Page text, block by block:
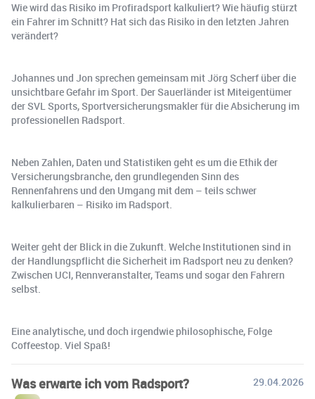
Wie wird das Risiko im Profiradsport kalkuliert? Wie häufig stürzt
ein Fahrer im Schnitt? Hat sich das Risiko in den letzten Jahren
verändert?
Johannes und Jon sprechen gemeinsam mit Jörg Scherf über die
unsichtbare Gefahr im Sport. Der Sauerländer ist Miteigentümer
der SVL Sports, Sportversicherungsmakler für die Absicherung im
professionellen Radsport.
Neben Zahlen, Daten und Statistiken geht es um die Ethik der
Versicherungsbranche, den grundlegenden Sinn des
Rennenfahrens und den Umgang mit dem – teils schwer
kalkulierbaren – Risiko im Radsport.
Weiter geht der Blick in die Zukunft. Welche Institutionen sind in
der Handlungspflicht die Sicherheit im Radsport neu zu denken?
Zwischen UCI, Rennveranstalter, Teams und sogar den Fahrern
selbst.
Eine analytische, und doch irgendwie philosophische, Folge
Coffeestop. Viel Spaß!
Was erwarte ich vom Radsport?
29.04.2026